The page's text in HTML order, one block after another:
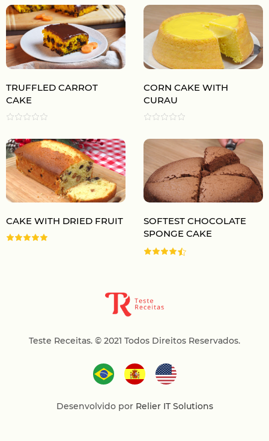
TRUFFLED CARROT
CAKE
CORN CAKE WITH
CURAU
CAKE WITH DRIED FRUIT
SOFTEST CHOCOLATE
SPONGE CAKE
Teste Receitas. © 2021 Todos Direitos Reservados.
Desenvolvido porRelier IT Solutions